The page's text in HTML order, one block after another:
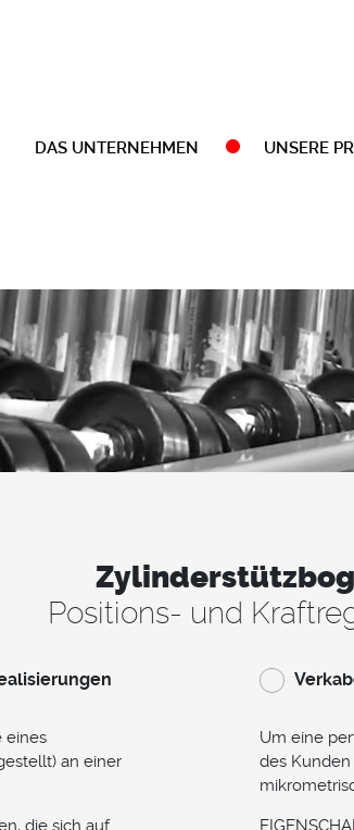
DAS UNTERNEHMEN UNSERE
Positions- und
eines
an einer
die sich auf
Um eine
des